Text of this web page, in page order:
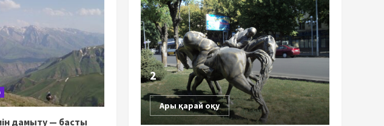
дамыту — басты
2
Ары қарай оқу